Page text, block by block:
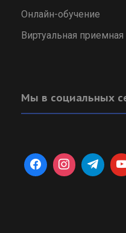
Онлайн-обучение
Виртуальная
Мы в социальных